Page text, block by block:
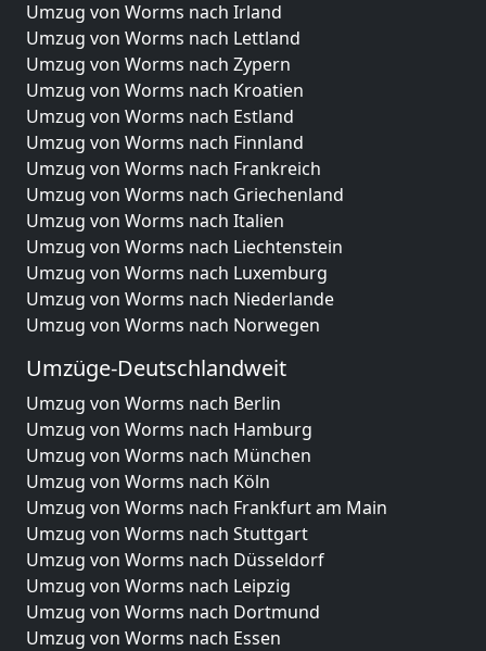
Umzug von Worms nach Irland
Umzug von Worms nach Lettland
Umzug von Worms nach Zypern
Umzug von Worms nach Kroatien
Umzug von Worms nach Estland
Umzug von Worms nach Finnland
Umzug von Worms nach Frankreich
Umzug von Worms nach Griechenland
Umzug von Worms nach Italien
Umzug von Worms nach Liechtenstein
Umzug von Worms nach Luxemburg
Umzug von Worms nach Niederlande
Umzug von Worms nach Norwegen
Umzüge-Deutschlandweit
Umzug von Worms nach Berlin
Umzug von Worms nach Hamburg
Umzug von Worms nach München
Umzug von Worms nach Köln
Umzug von Worms nach Frankfurt am Main
Umzug von Worms nach Stuttgart
Umzug von Worms nach Düsseldorf
Umzug von Worms nach Leipzig
Umzug von Worms nach Dortmund
Umzug von Worms nach Essen